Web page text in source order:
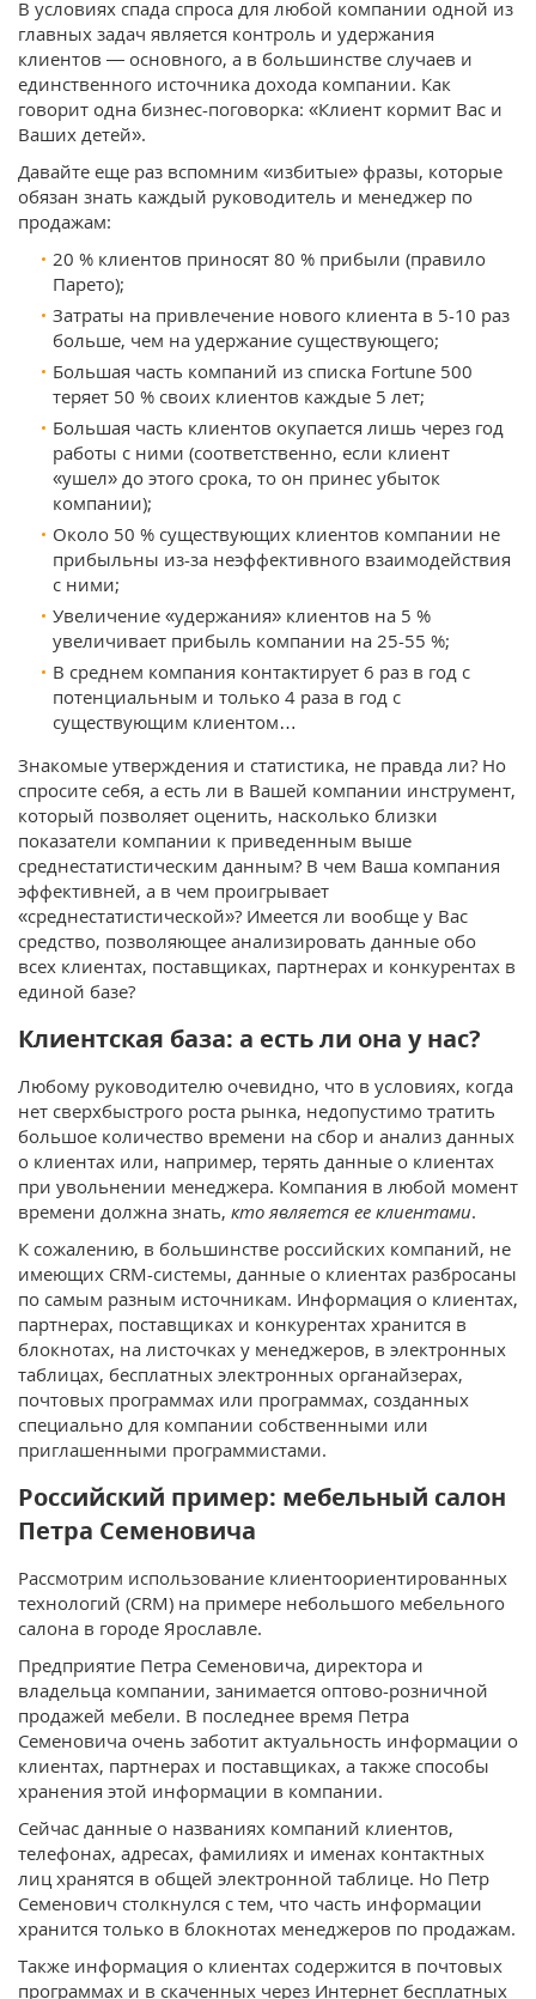
В условиях спада спроса для любой компании одной из
главных задач является контроль и удержания
клиентов — основного, а в большинстве случаев и
единственного источника дохода компании. Как
говорит одна бизнес-поговорка: «Клиент кормит Вас и
Ваших детей».
Давайте еще раз вспомним «избитые» фразы, которые
обязан знать каждый руководитель и менеджер по
продажам:
20 % клиентов приносят 80 % прибыли (правило
Парето);
Затраты на привлечение нового клиента в 5-10 раз
больше, чем на удержание существующего;
Большая часть компаний из списка Fortune 500
теряет 50 % своих клиентов каждые 5 лет;
Большая часть клиентов окупается лишь через год
работы с ними (соответственно, если клиент
«ушел» до этого срока, то он принес убыток
компании);
Около 50 % существующих клиентов компании не
прибыльны из-за неэффективного взаимодействия
с ними;
Увеличение «удержания» клиентов на 5 %
увеличивает прибыль компании на 25-55 %;
В среднем компания контактирует 6 раз в год с
потенциальным и только 4 раза в год с
существующим клиентом…
Знакомые утверждения и статистика, не правда ли? Но
спросите себя, а есть ли в Вашей компании инструмент,
который позволяет оценить, насколько близки
показатели компании к приведенным выше
среднестатистическим данным? В чем Ваша компания
эффективней, а в чем проигрывает
«среднестатистической»? Имеется ли вообще у Вас
средство, позволяющее анализировать данные обо
всех клиентах, поставщиках, партнерах и конкурентах в
единой базе?
Клиентская база: а есть ли она у нас?
Любому руководителю очевидно, что в условиях, когда
нет сверхбыстрого роста рынка, недопустимо тратить
большое количество времени на сбор и анализ данных
о клиентах или, например, терять данные о клиентах
при увольнении менеджера. Компания в любой момент
времени должна знать, кто является ее клиентами.
К сожалению, в большинстве российских компаний, не
имеющих CRM-системы, данные о клиентах разбросаны
по самым разным источникам. Информация о клиентах,
партнерах, поставщиках и конкурентах хранится в
блокнотах, на листочках у менеджеров, в электронных
таблицах, бесплатных электронных органайзерах,
почтовых программах или программах, созданных
специально для компании собственными или
приглашенными программистами.
Российский пример: мебельный салон
Петра Семеновича
Рассмотрим использование клиентоориентированных
технологий (CRM) на примере небольшого мебельного
салона в городе Ярославле.
Предприятие Петра Семеновича, директора и
владельца компании, занимается оптово-розничной
продажей мебели. В последнее время Петра
Семеновича очень заботит актуальность информации о
клиентах, партнерах и поставщиках, а также способы
хранения этой информации в компании.
Сейчас данные о названиях компаний клиентов,
телефонах, адресах, фамилиях и именах контактных
лиц хранятся в общей электронной таблице. Но Петр
Семенович столкнулся с тем, что часть информации
хранится только в блокнотах менеджеров по продажам.
Также информация о клиентах содержится в почтовых
программах и в скаченных через Интернет бесплатных